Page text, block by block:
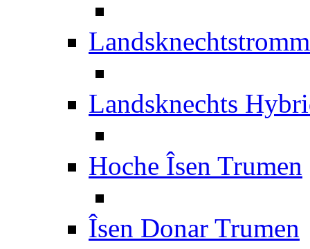
Landsknechts
Hoche Îsen Trumen
Îsen Donar Trumen